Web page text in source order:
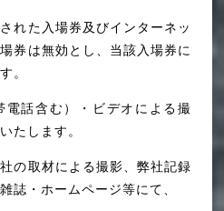
れた入場券及びインターネッ
券は無効とし、当該入場券に
。
話含む）・ビデオによる撮
たします。
の取材による撮影、弊社記録
誌・ホームページ等にて、